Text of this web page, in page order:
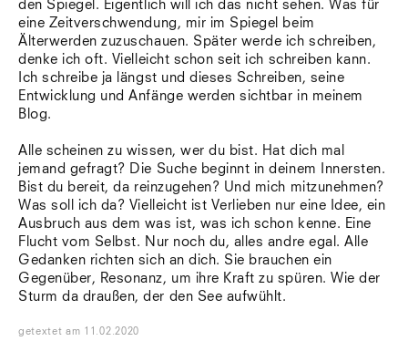
den Spiegel. Eigentlich will ich das nicht sehen. Was für
eine Zeitverschwendung, mir im Spiegel beim
Älterwerden zuzuschauen. Später werde ich schreiben,
denke ich oft. Vielleicht schon seit ich schreiben kann.
Ich schreibe ja längst und dieses Schreiben, seine
Entwicklung und Anfänge werden sichtbar in meinem
Blog.
Alle scheinen zu wissen, wer du bist. Hat dich mal
jemand gefragt? Die Suche beginnt in deinem Innersten.
Bist du bereit, da reinzugehen? Und mich mitzunehmen?
Was soll ich da? Vielleicht ist Verlieben nur eine Idee, ein
Ausbruch aus dem was ist, was ich schon kenne. Eine
Flucht vom Selbst. Nur noch du, alles andre egal. Alle
Gedanken richten sich an dich. Sie brauchen ein
Gegenüber, Resonanz, um ihre Kraft zu spüren. Wie der
Sturm da draußen, der den See aufwühlt.
getextet am 11.02.2020